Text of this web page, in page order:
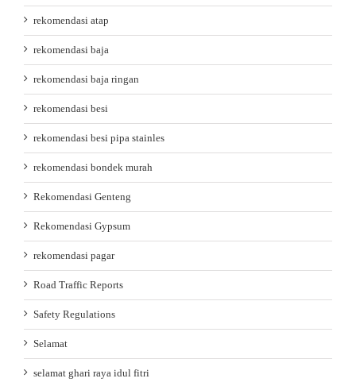
rekomendasi atap
rekomendasi baja
rekomendasi baja ringan
rekomendasi besi
rekomendasi besi pipa stainles
rekomendasi bondek murah
Rekomendasi Genteng
Rekomendasi Gypsum
rekomendasi pagar
Road Traffic Reports
Safety Regulations
Selamat
selamat ghari raya idul fitri